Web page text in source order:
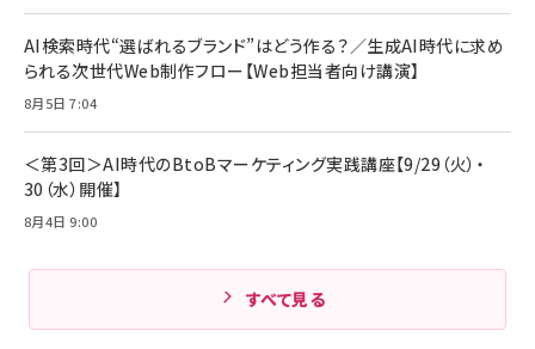
Amazonランキングをもっと見る
ケーブル Anker絡まないケーブル 240W 結束バン
ド付き USB PD対応 シリコン素材採用 iPhone
17 / 16 / 15 / Galaxy iPad Pro MacBook
Pro/Air 各種対応 (1.8m ミッドナイトブラック)
￥1,890
￥4,857
AI検索時代“選ばれるブランド”はどう作る？／生成AI時代に求め
られる次世代Web制作フロー【Web担当者向け講演】
8月5日 7:04
＜第3回＞AI時代のBtoBマーケティング実践講座【9/29（火）・
30（水）開催】
8月4日 9:00
すべて見る